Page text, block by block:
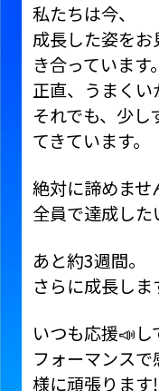
私たちは今、
成長した姿を
き合っています。
正直、うまくい
それでも、少
てきています。
絶対に諦めませ
全員で達成した
あと約3週間。
さらに成長しま
いつも応援📣
フォーマンス
様に頑張ります